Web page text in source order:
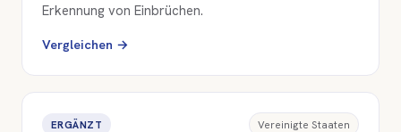
Erkennung von Einbrüchen.
Vergleichen →
ERGÄNZT Vereinigte Staaten